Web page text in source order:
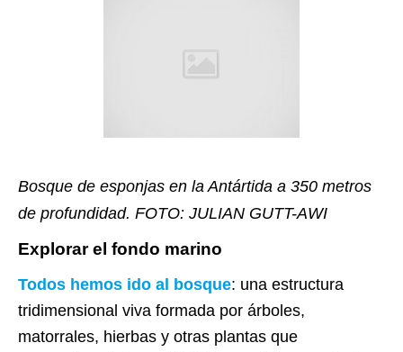
Bosque de esponjas en la Antártida a 350 metros
de profundidad. FOTO: JULIAN GUTT-AWI
Explorar el fondo marino
Todos hemos ido al bosque: una estructura
tridimensional viva formada por árboles,
matorrales, hierbas y otras plantas que